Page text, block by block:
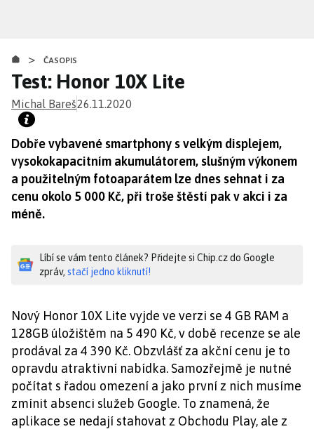
obsahu
> ČASOPIS
Test: Honor 10X Lite
Michal Bareš26.11.2020
Dobře vybavené smartphony s velkým displejem,
vysokokapacitním akumulátorem, slušným výkonem
a použitelným fotoaparátem lze dnes sehnat i za
cenu okolo 5 000 Kč, při troše štěstí pak v akci i za
méně.
Líbí se vám tento článek? Přidejte si Chip.cz do Google
zpráv, stačí jedno kliknutí!
Nový Honor 10X Lite vyjde ve verzi se 4 GB RAM a
128GB úložištěm na 5 490 Kč, v době recenze se ale
prodával za 4 390 Kč. Obzvlášť za akční cenu je to
opravdu atraktivní nabídka. Samozřejmě je nutné
počítat s řadou omezení a jako první z nich musíme
zmínit absenci služeb Google. To znamená, že
aplikace se nedají stahovat z Obchodu Play, ale z